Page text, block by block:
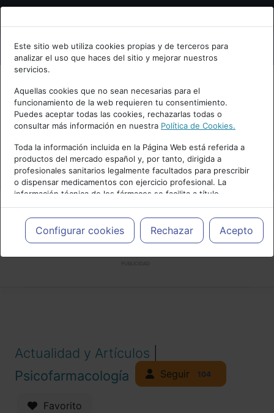
Bienvenid@ a psiquiatria.com
Escribe tu Email
Accede o regístrate con tu email.
Cancelar
Este sitio web utiliza cookies propias y de terceros para
analizar el uso que haces del sitio y mejorar nuestros
servicios.
Aquellas cookies que no sean necesarias para el
funcionamiento de la web requieren tu consentimiento.
Puedes aceptar todas las cookies, rechazarlas todas o
consultar más información en nuestra Política de Cookies.
Toda la información incluida en la Página Web está referida a
productos del mercado español y, por tanto, dirigida a
profesionales sanitarios legalmente facultados para prescribir
o dispensar medicamentos con ejercicio profesional. La
información técnica de los fármacos se facilita a título
meramente informativo, siendo responsabilidad de los
profesionales facultados prescribir medicamentos y decidir, en
cada caso concreto, el tratamiento más adecuado a las
necesidades del paciente.
Configurar cookies Rechazar Acepto
Actualidad y Artículos
Psicofarmacología
Seguir 104
Favorito